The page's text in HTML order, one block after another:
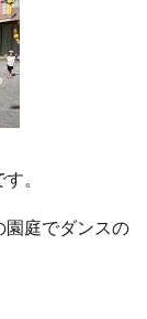
。
庭でダンスの